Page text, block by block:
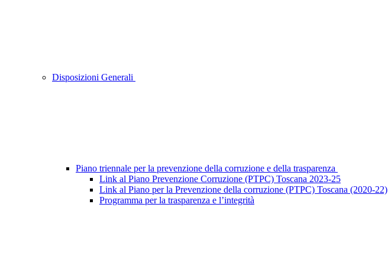
Disposizioni Generali
Piano triennale per la prevenzione della corruzione e della trasparenza
Link al Piano Prevenzione Corruzione (PTPC) Toscana 2023-25
Link al Piano per la Prevenzione della corruzione (PTPC) Toscana (2020-22)
Programma per la trasparenza e l’integrità